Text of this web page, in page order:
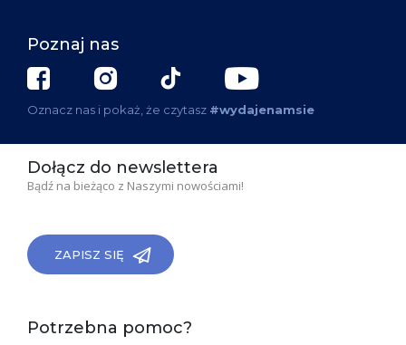
Poznaj nas
Oznacz nas i pokaż, że czytasz #wydajenamsie
Dołącz do newslettera
Bądź na bieżąco z Naszymi nowościami!
ZAPISZ SIĘ
Potrzebna pomoc?